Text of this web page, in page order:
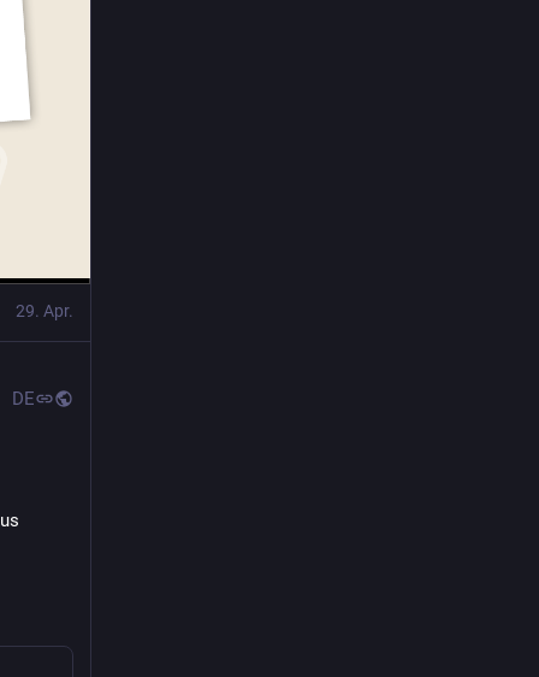
29. Apr.
DE